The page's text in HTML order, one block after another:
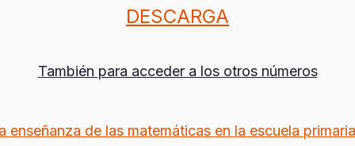
DESCARGA
También para acceder a los otros números
enseñanza de las matemáticas en la escuela